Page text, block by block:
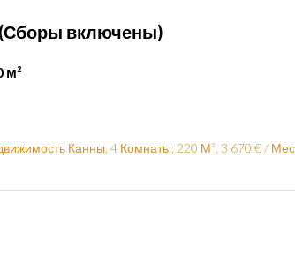
включены)
м²
Канны, 4 Комнаты, 220 М², 3 670 € /